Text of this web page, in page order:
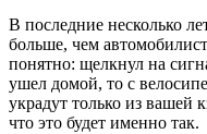
В последние несколько
больше, чем
понятно: щелкнул на
ушел домой, то с
украдут только из вашей
что это будет именно так.